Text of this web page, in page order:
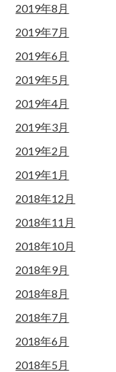
2019年8月
2019年7月
2019年6月
2019年5月
2019年4月
2019年3月
2019年2月
2019年1月
2018年12月
2018年11月
2018年10月
2018年9月
2018年8月
2018年7月
2018年6月
2018年5月